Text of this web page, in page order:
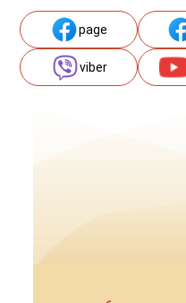
page
viber